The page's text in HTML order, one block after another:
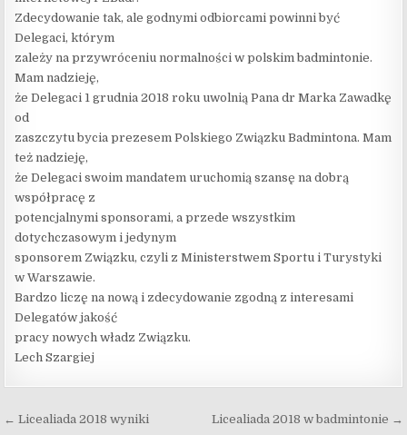
Zdecydowanie tak, ale godnymi odbiorcami powinni być
Delegaci, którym
zależy na przywróceniu normalności w polskim badmintonie.
Mam nadzieję,
że Delegaci 1 grudnia 2018 roku uwolnią Pana dr Marka Zawadkę
od
zaszczytu bycia prezesem Polskiego Związku Badmintona. Mam
też nadzieję,
że Delegaci swoim mandatem uruchomią szansę na dobrą
współpracę z
potencjalnymi sponsorami, a przede wszystkim
dotychczasowym i jedynym
sponsorem Związku, czyli z Ministerstwem Sportu i Turystyki
w Warszawie.
Bardzo liczę na nową i zdecydowanie zgodną z interesami
Delegatów jakość
pracy nowych władz Związku.
Lech Szargiej
Nawigacja wpisu Licealiada 2018 w badmintonie →
← Licealiada 2018 wyniki